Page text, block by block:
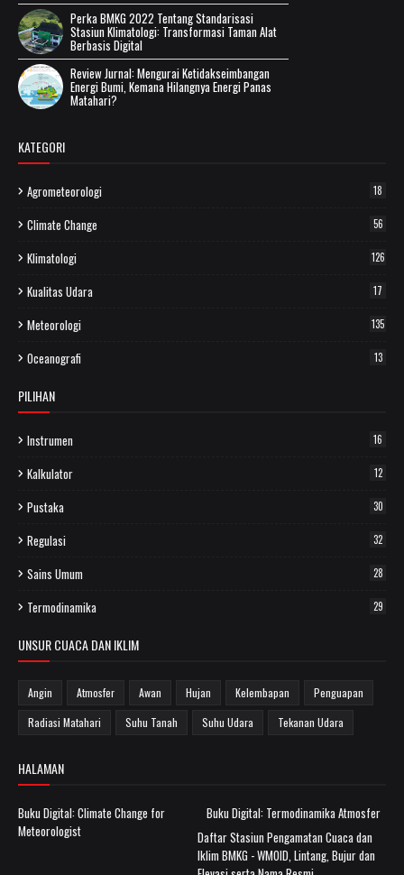
Perka BMKG 2022 Tentang Standarisasi
Stasiun Klimatologi: Transformasi Taman Alat
Berbasis Digital
Review Jurnal: Mengurai Ketidakseimbangan
Energi Bumi, Kemana Hilangnya Energi Panas
Matahari?
KATEGORI
Agrometeorologi 18
Climate Change 56
Klimatologi 126
Kualitas Udara 17
Meteorologi 135
Oceanografi 13
PILIHAN
Instrumen 16
Kalkulator 12
Pustaka 30
Regulasi 32
Sains Umum 28
Termodinamika 29
UNSUR CUACA DAN IKLIM
Angin Atmosfer Awan Hujan Kelembapan
Penguapan
Radiasi Matahari
Suhu Tanah Suhu Udara Tekanan Udara
HALAMAN
Buku Digital: Climate Change for
Meteorologist
Buku Digital: Termodinamika Atmosfer
Daftar Stasiun Pengamatan Cuaca dan
Iklim BMKG - WMOID, Lintang, Bujur dan